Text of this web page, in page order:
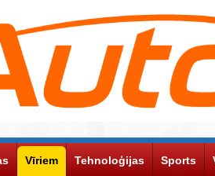
Vīriem Tehnoloģijas Sports